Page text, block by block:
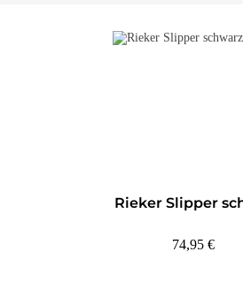
Rieker Slipper
74,95 €